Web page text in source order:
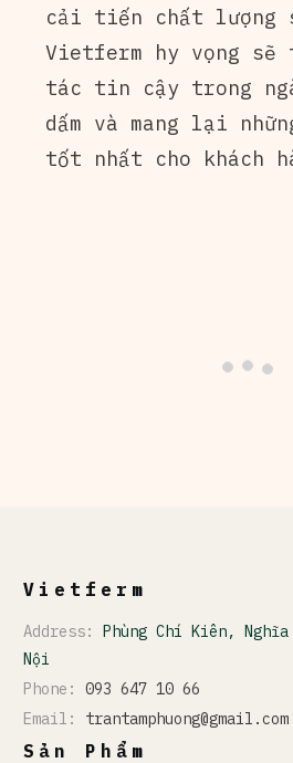
cải tiến chất lượng
Vietferm hy vọng
tác tin cậy trong
dấm và mang lại
tốt nhất cho khách
Vietferm
Address: Phùng Chí Kiên,
Nội
Phone: 093 647 10 66
Email: trantamphuong@gmail.com
Sản Phẩm